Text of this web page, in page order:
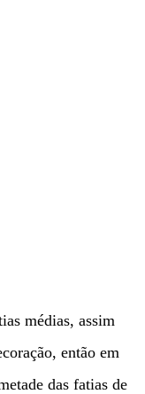
médias, assim
então em
das fatias de